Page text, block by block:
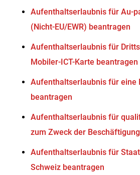
Aufenthaltserlaubnis für Au-
(Nicht-EU/EWR) beantragen
Aufenthaltserlaubnis für
Mobiler-ICT-Karte beantragen
Aufenthaltserlaubnis für eine
beantragen
Aufenthaltserlaubnis für
zum Zweck der
Aufenthaltserlaubnis für
Schweiz beantragen